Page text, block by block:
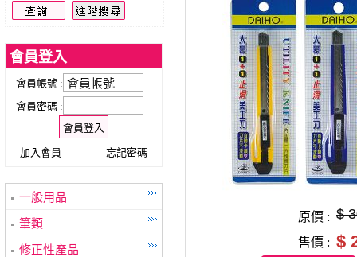
會員登入
會員帳號 :
會員密碼 :
加入會員 忘記密碼
一般用品
筆類
修正性產品
原價 : $
售價 : $